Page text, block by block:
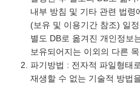
내부 방침 및 기타 관련 법령
(보유 및 이용기간 참조) 일
별도 DB로 옮겨진 개인정보
보유되어지는 이외의 다른
파기방법 : 전자적 파일형태
재생할 수 없는 기술적 방법